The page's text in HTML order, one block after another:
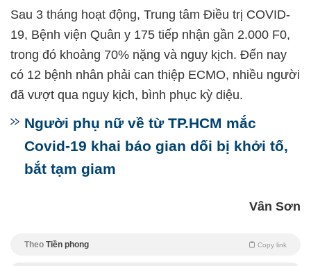
Sau 3 tháng hoạt động, Trung tâm Điều trị COVID-
19, Bệnh viện Quân y 175 tiếp nhận gần 2.000 F0,
trong đó khoảng 70% nặng và nguy kịch. Đến nay
có 12 bệnh nhân phải can thiệp ECMO, nhiều người
đã vượt qua nguy kịch, bình phục kỳ diệu.
Người phụ nữ về từ TP.HCM mắc
Covid-19 khai báo gian dối bị khởi tố,
bắt tạm giam
Vân Sơn
Theo Tiền phong Copy link